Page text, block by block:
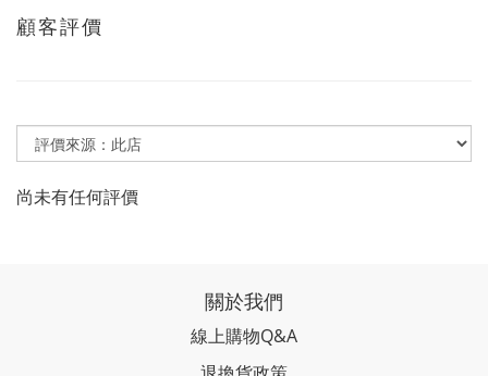
顧客評價
尚未有任何評價
關於我們
線上購物Q&A